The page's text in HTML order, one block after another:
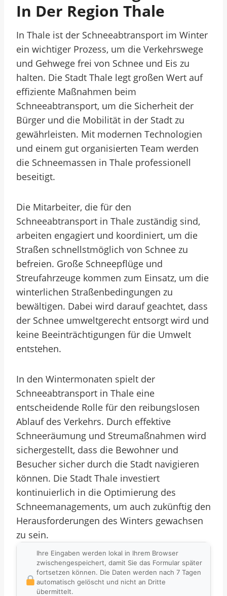
In Der Region Thale
In Thale ist der Schneeabtransport im Winter
ein wichtiger Prozess, um die Verkehrswege
und Gehwege frei von Schnee und Eis zu
halten. Die Stadt Thale legt großen Wert auf
effiziente Maßnahmen beim
Schneeabtransport, um die Sicherheit der
Bürger und die Mobilität in der Stadt zu
gewährleisten. Mit modernen Technologien
und einem gut organisierten Team werden
die Schneemassen in Thale professionell
beseitigt.
Die Mitarbeiter, die für den
Schneeabtransport in Thale zuständig sind,
arbeiten engagiert und koordiniert, um die
Straßen schnellstmöglich von Schnee zu
befreien. Große Schneepflüge und
Streufahrzeuge kommen zum Einsatz, um die
winterlichen Straßenbedingungen zu
bewältigen. Dabei wird darauf geachtet, dass
der Schnee umweltgerecht entsorgt wird und
keine Beeinträchtigungen für die Umwelt
entstehen.
In den Wintermonaten spielt der
Schneeabtransport in Thale eine
entscheidende Rolle für den reibungslosen
Ablauf des Verkehrs. Durch effektive
Schneeräumung und Streumaßnahmen wird
sichergestellt, dass die Bewohner und
Besucher sicher durch die Stadt navigieren
können. Die Stadt Thale investiert
kontinuierlich in die Optimierung des
Schneemanagements, um auch zukünftig den
Herausforderungen des Winters gewachsen
zu sein.
Ihre Eingaben werden lokal in Ihrem Browser
zwischengespeichert, damit Sie das Formular später
fortsetzen können. Die Daten werden nach 7 Tagen
automatisch gelöscht und nicht an Dritte
übermittelt.